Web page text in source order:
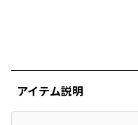
アイテム説明